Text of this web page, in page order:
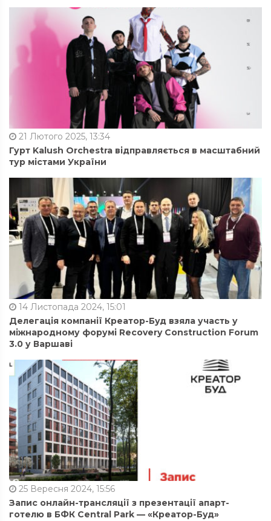
21 Лютого 2025, 13:34
Гурт Kalush Orchestra відправляється в масштабний
тур містами України
14 Листопада 2024, 15:01
Делегація компанії Креатор-Буд взяла участь у
міжнародному форумі Recovery Construction Forum
3.0 у Варшаві
25 Вересня 2024, 15:56
Запис онлайн-трансляції з презентації апарт-
готелю в БФК Central Park — «Креатор-Буд»